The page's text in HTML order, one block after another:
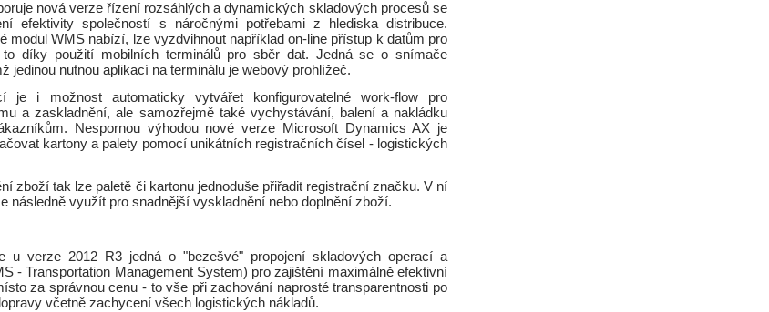
nová verze řízení rozsáhlých a dynamických skladových procesů se
efektivity společností s náročnými potřebami z hlediska distribuce.
modul WMS nabízí, lze vyzdvihnout například on-line přístup k datům pro
díky použití mobilních terminálů pro sběr dat. Jedná se o snímače
jedinou nutnou aplikací na terminálu je webový prohlížeč.
je i možnost automaticky vytvářet konfigurovatelné work-flow pro
a zaskladnění, ale samozřejmě také vychystávání, balení a nakládku
Nespornou výhodou nové verze Microsoft Dynamics AX je
kartony a palety pomocí unikátních registračních čísel - logistických
zboží tak lze paletě či kartonu jednoduše přiřadit registrační značku. V ní
následně využít pro snadnější vyskladnění nebo doplnění zboží.
u verze 2012 R3 jedná o "bezešvé" propojení skladových operací a
- Transportation Management System) pro zajištění maximálně efektivní
za správnou cenu - to vše při zachování naprosté transparentnosti po
včetně zachycení všech logistických nákladů.